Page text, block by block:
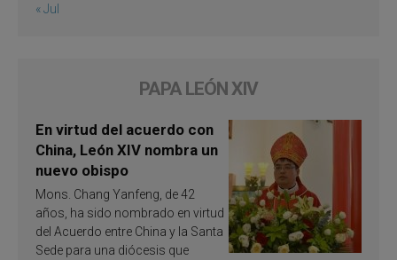
« Jul
PAPA LEÓN XIV
En virtud del acuerdo con
China, León XIV nombra un
nuevo obispo
Mons. Chang Yanfeng, de 42
años, ha sido nombrado en virtud
del Acuerdo entre China y la Santa
Sede para una diócesis que